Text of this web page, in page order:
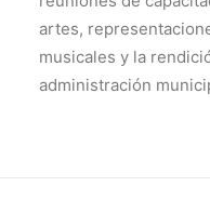
artes,
musicales y la
administración